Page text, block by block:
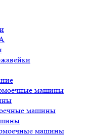
машины
машины
машины